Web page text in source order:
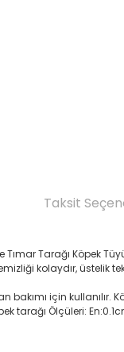
Taksit
Tımar Tarağı Köpek
kolaydır, üstelik
bakımı için
tarağı Ölçüleri: